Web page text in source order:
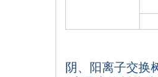
阴、阳离子交换